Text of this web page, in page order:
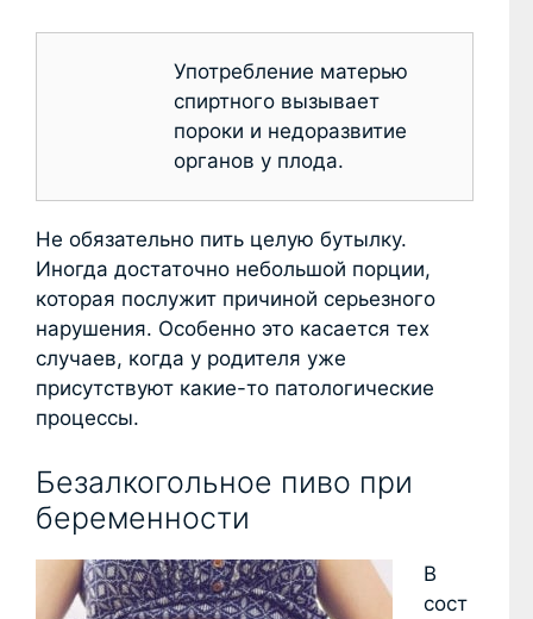
Употребление матерью
спиртного вызывает
пороки и недоразвитие
органов у плода.
Не обязательно пить целую бутылку.
Иногда достаточно небольшой порции,
которая послужит причиной серьезного
нарушения. Особенно это касается тех
случаев, когда у родителя уже
присутствуют какие-то патологические
процессы.
Безалкогольное пиво при
беременности
В
сост